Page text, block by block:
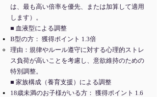
は、最も高い倍率を優先、または加算して適用
します）。
■ 血液型による調整
B型の方： 獲得ポイント 1.3倍
理由：規律やルール遵守に対する心理的ストレ
ス負荷が高いことを考慮し、意欲維持のための
特別調整。
■ 家族構成（養育支援）による調整
18歳未満のお子様がいる方： 獲得ポイント 1.6